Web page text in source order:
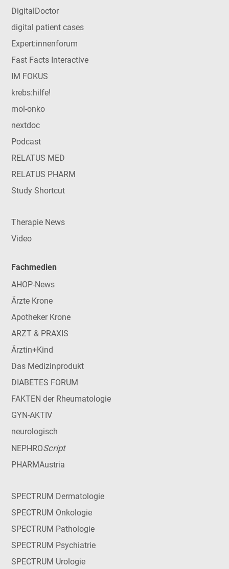
DigitalDoctor
digital patient cases
Expert:innenforum
Fast Facts Interactive
IM FOKUS
krebs:hilfe!
mol-onko
nextdoc
Podcast
RELATUS MED
RELATUS PHARM
Study Shortcut
Therapie News
Video
Fachmedien
AHOP-News
Ärzte Krone
Apotheker Krone
ARZT & PRAXIS
Ärztin+Kind
Das Medizinprodukt
DIABETES FORUM
FAKTEN der Rheumatologie
GYN-AKTIV
neurologisch
NEPHROScript
PHARMAustria
SPECTRUM Dermatologie
SPECTRUM Onkologie
SPECTRUM Pathologie
SPECTRUM Psychiatrie
SPECTRUM Urologie